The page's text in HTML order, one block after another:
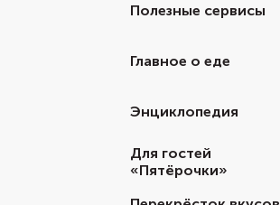
Полезные сервисы
Главное о еде
Энциклопедия
Для гостей
«Пятёрочки»